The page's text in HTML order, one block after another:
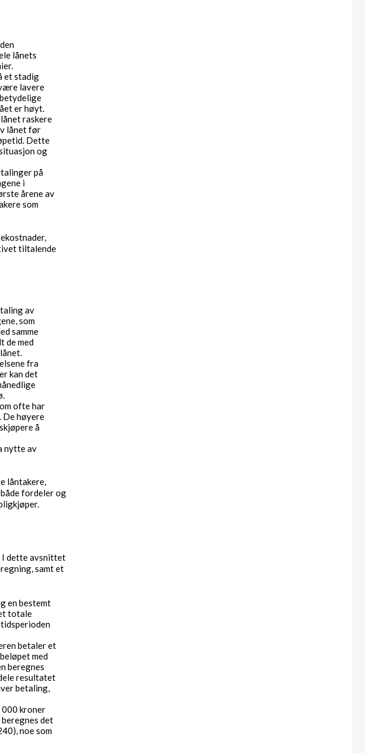
lånets
et stadig
lavere
er høyt.
raskere
lånet før
Dette
og
på
i
årene av
som
tiltalende
av
som
samme
de med
fra
kan det
ofte har
De høyere
å
nytte av
låntakere,
fordeler og
I dette avsnittet
samt et
en bestemt
totale
betaler et
med
beregnes
resultatet
betaling,
000 kroner
det
noe som